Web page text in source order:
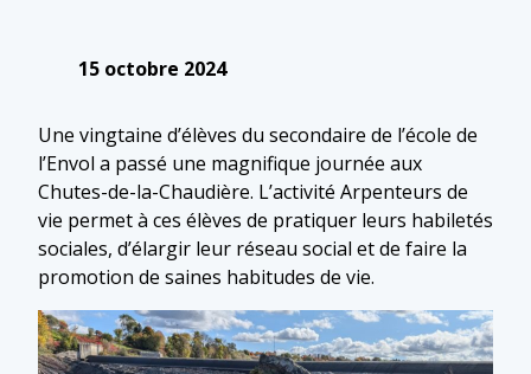
15 octobre 2024
Une vingtaine d’élèves du secondaire de l’école de
l’Envol a passé une magnifique journée aux
Chutes-de-la-Chaudière. L’activité Arpenteurs de
vie permet à ces élèves de pratiquer leurs habiletés
sociales, d’élargir leur réseau social et de faire la
promotion de saines habitudes de vie.